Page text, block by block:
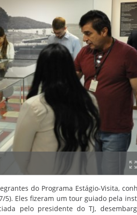
do Programa Estágio-Visita,
Eles fizeram um tour guiado pela
pelo presidente do TJ,